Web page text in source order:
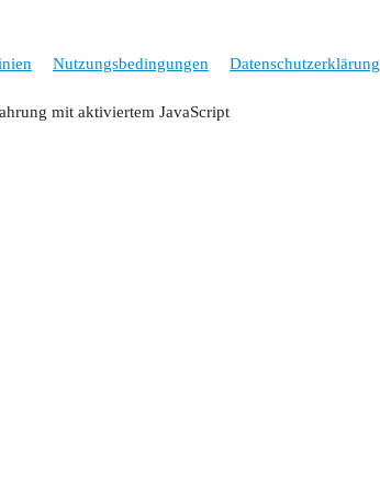
Nutzungsbedingungen Datenschutzerklärung
mit aktiviertem JavaScript